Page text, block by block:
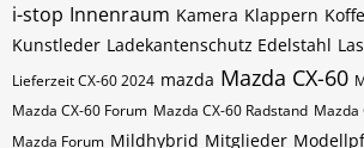
i-stop Innenraum Kamera Klappern
Kunstleder Ladekantenschutz Edelstahl
Lieferzeit CX-60 2024 mazda Mazda CX-60
Mazda CX-60 Forum Mazda CX-60 Radstand Mazda
Mazda Forum Mildhybrid Mitglieder